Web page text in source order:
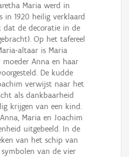
Maria werd in
in 1920 heilig verklaard
dat de decoratie in de
Op het tafereel
altaar is Maria
moeder Anna en haar
De kudde
verwijst naar het
als dankbaarheid
krijgen van een kind.
Maria en Joachim
uitgebeeld. In de
van het schip van
van de vier